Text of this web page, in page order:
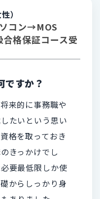
）
コン→MOS
格保証コース受
ですか？
来的に事務職や
たいという思い
格を取っておき
きっかけでし
要最低限しか使
からしっかり身